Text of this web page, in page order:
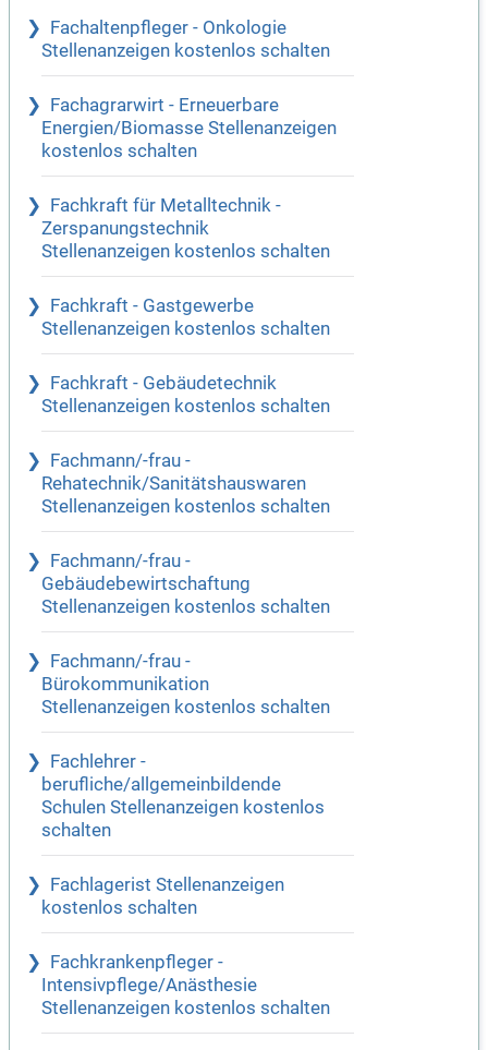
Fachaltenpfleger - Onkologie
Stellenanzeigen kostenlos schalten
Fachagrarwirt - Erneuerbare
Energien/Biomasse Stellenanzeigen
kostenlos schalten
Fachkraft für Metalltechnik -
Zerspanungstechnik
Stellenanzeigen kostenlos schalten
Fachkraft - Gastgewerbe
Stellenanzeigen kostenlos schalten
Fachkraft - Gebäudetechnik
Stellenanzeigen kostenlos schalten
Fachmann/-frau -
Rehatechnik/Sanitätshauswaren
Stellenanzeigen kostenlos schalten
Fachmann/-frau -
Gebäudebewirtschaftung
Stellenanzeigen kostenlos schalten
Fachmann/-frau -
Bürokommunikation
Stellenanzeigen kostenlos schalten
Fachlehrer -
berufliche/allgemeinbildende
Schulen Stellenanzeigen kostenlos
schalten
Fachlagerist Stellenanzeigen
kostenlos schalten
Fachkrankenpfleger -
Intensivpflege/Anästhesie
Stellenanzeigen kostenlos schalten